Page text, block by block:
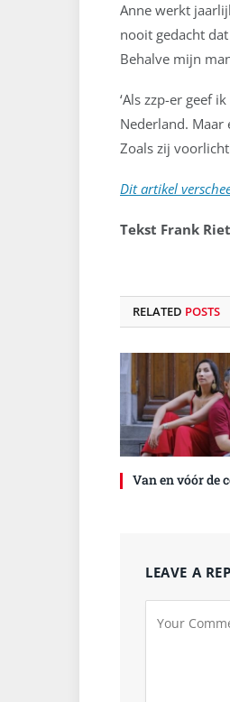
Anne werkt
nooit gedacht
Behalve mijn
‘Als zzp-er geef
Nederland.
Zoals zij
Dit artikel
Tekst Frank
RELATED POSTS
Van en vóór de
LEAVE A